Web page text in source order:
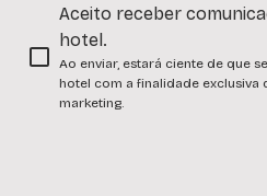
Aceito receber
hotel.
Ao enviar, estará ciente de que
hotel com a finalidade exclusiva
marketing.